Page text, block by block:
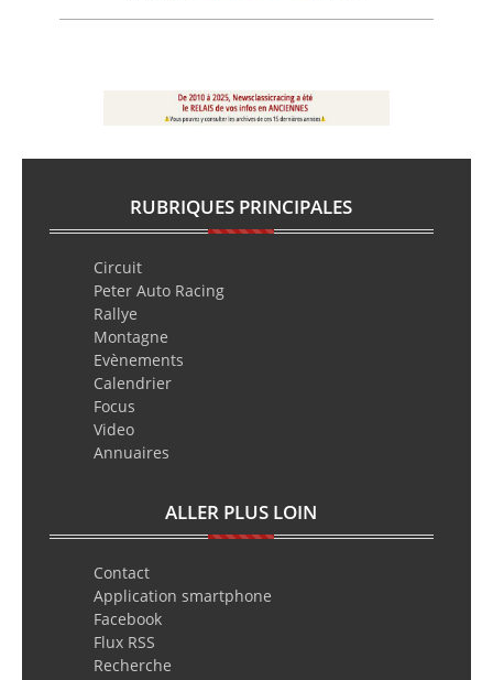
RUBRIQUES PRINCIPALES
Circuit
Peter Auto Racing
Rallye
Montagne
Evènements
Calendrier
Focus
Video
Annuaires
ALLER PLUS LOIN
Contact
Application smartphone
Facebook
Flux RSS
Recherche